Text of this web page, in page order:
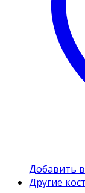
Добавить
Другие